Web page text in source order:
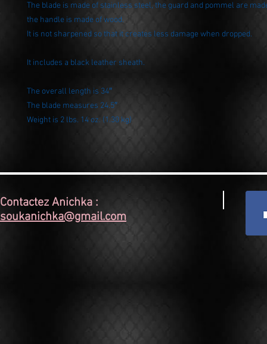
The blade is made of stainless steel, the guard and pommel are
the handle is made of wood.
It is not sharpened so that it creates less damage when dropped.
It includes a black leather sheath.
The overall length is 34″
The blade measures 24.5″
Weight is 2 lbs. 14 oz. (1.30 kg)
Contactez Anichka :
soukanichka@gmail.com